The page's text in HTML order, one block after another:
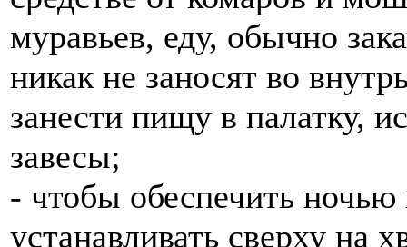
муравьев, еду, обычно
никак не заносят во
занести пищу в палатку,
завесы;
- чтобы обеспечить
устанавливать сверху на